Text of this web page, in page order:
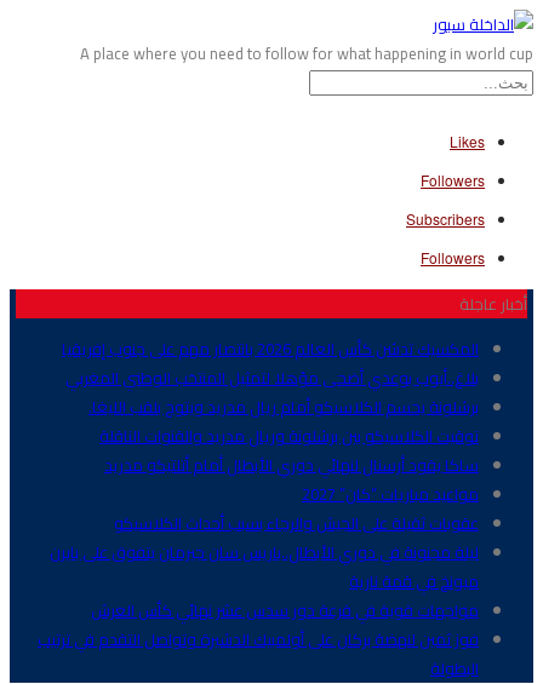
A place where you need to follow for what happening in world cup
Likes
Followers
Subscribers
Followers
أخبار عاجلة
المكسيك تدشن كأس العالم 2026 بانتصار مهم على جنوب إفريقيا
بلاغ..أيوب بوعدي أضحى مؤهلا لتمثيل المنتخب الوطني المغربي
برشلونة يحسم الكلاسيكو أمام ريال مدريد ويتوج بلقب الليغا.
توقيت الكلاسيكو بين برشلونة وريال مدريد والقنوات الناقلة
ساكا يقود أرسنال لنهائي دوري الأبطال أمام أتلتيكو مدريد
مواعيد مباريات “كان” 2027
عقوبات ثقيلة على الجيش والرجاء بسبب أحداث الكلاسيكو
ليلة مجنونة في دوري الأبطال..باريس سان جيرمان يتفوق على بايرن
ميونخ في قمة نارية
مواجهات قوية في قرعة دور سدس عشر نهائي كأس العرش
فوز ثمين لنهضة بركان على أولمبيك الدشيرة وتواصل التقدم في ترتيب
البطولة